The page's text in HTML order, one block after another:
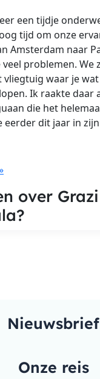
een tijdje
tijd om onze
Amsterdam naar
problemen. We
vliegtuig waar je
Ik raakte daar
die het
eerder dit jaar in
over Grazi
Nieuwsbrief
Onze reis